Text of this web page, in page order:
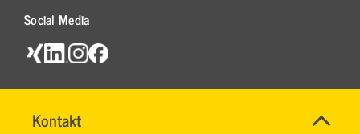
Kontakt
Name*
Maut
Social Media